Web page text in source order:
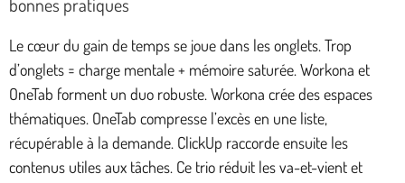
Le cœur du gain de temps se joue dans les onglets. Trop
d’onglets = charge mentale + mémoire saturée. Workona et
OneTab forment un duo robuste. Workona crée des espaces
thématiques. OneTab compresse l’excès en une liste,
récupérable à la demande. ClickUp raccorde ensuite les
contenus utiles aux tâches. Ce trio réduit les va-et-vient et